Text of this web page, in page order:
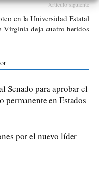
Artículo siguiente
en la Universidad Estatal
Virginia deja cuatro heridos
Senado para aprobar el
permanente en Estados
por el nuevo líder